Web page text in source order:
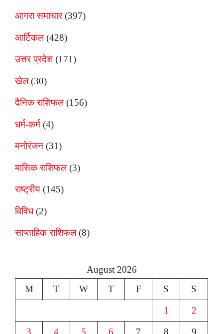
आगरा समाचार(397)
आर्टिकल(428)
उत्तर प्रदेश(171)
खेल(30)
दैनिक राशिफल(156)
धर्म-कर्म (4)
मनोरंजन (31)
मासिक राशिफल(3)
राष्ट्रीय (145)
विविध(2)
साप्ताहिक राशिफल(8)
August 2026
M
T W T F S S
1 2
3 4 5 6 7 8 9